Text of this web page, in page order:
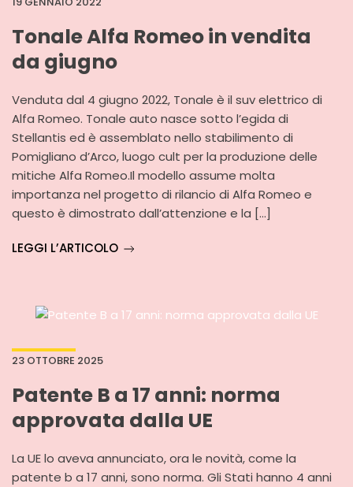
Tonale Alfa Romeo in vendita
da giugno
Venduta dal 4 giugno 2022, Tonale è il suv elettrico di
Alfa Romeo. Tonale auto nasce sotto l’egida di
Stellantis ed è assemblato nello stabilimento di
Pomigliano d’Arco, luogo cult per la produzione delle
mitiche Alfa Romeo.Il modello assume molta
importanza nel progetto di rilancio di Alfa Romeo e
questo è dimostrato dall’attenzione e la […]
LEGGI L’ARTICOLO
23 OTTOBRE 2025
Patente B a 17 anni: norma
approvata dalla UE
La UE lo aveva annunciato, ora le novità, come la
patente b a 17 anni, sono norma. Gli Stati hanno 4 anni